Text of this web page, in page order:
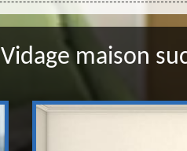
Vidage maison